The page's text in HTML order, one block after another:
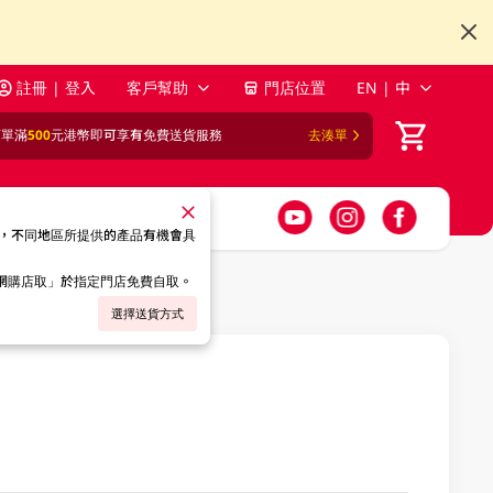
註冊 | 登入 客戶幫助 門店位置 EN | 中
滿500元港幣即可享有免費送貨服務 去湊單
不同地區所提供的產品有機會具
店取」於指定門店免費自取。
選擇送貨方式